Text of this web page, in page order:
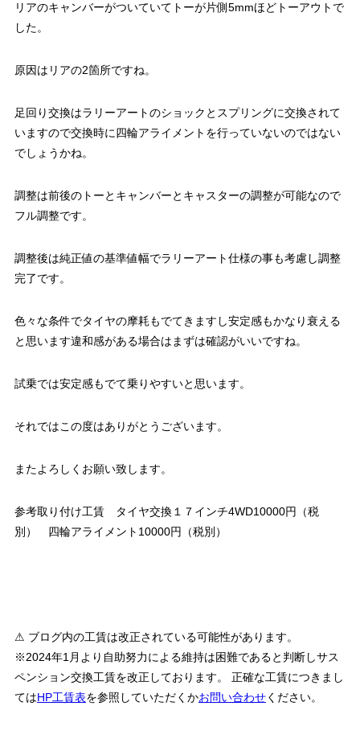
リアのキャンバーがついていてトーが片側5mmほどトーアウトで
した。
原因はリアの2箇所ですね。
足回り交換はラリーアートのショックとスプリングに交換されて
いますので交換時に四輪アライメントを行っていないのではない
でしょうかね。
調整は前後のトーとキャンバーとキャスターの調整が可能なので
フル調整です。
調整後は純正値の基準値幅でラリーアート仕様の事も考慮し調整
完了です。
色々な条件でタイヤの摩耗もでてきますし安定感もかなり衰える
と思います違和感がある場合はまずは確認がいいですね。
試乗では安定感もでて乗りやすいと思います。
それではこの度はありがとうございます。
またよろしくお願い致します。
参考取り付け工賃 タイヤ交換１７インチ4WD10000円（税
別） 四輪アライメント10000円（税別）
⚠ ブログ内の工賃は改正されている可能性があります。
※2024年1月より自助努力による維持は困難であると判断しサス
ペンション交換工賃を改正しております。 正確な工賃につきまし
てはHP工賃表を参照していただくかお問い合わせください。